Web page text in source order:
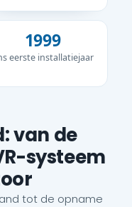
1999
eerste installatiejaar
van de
systeem
tot de opname